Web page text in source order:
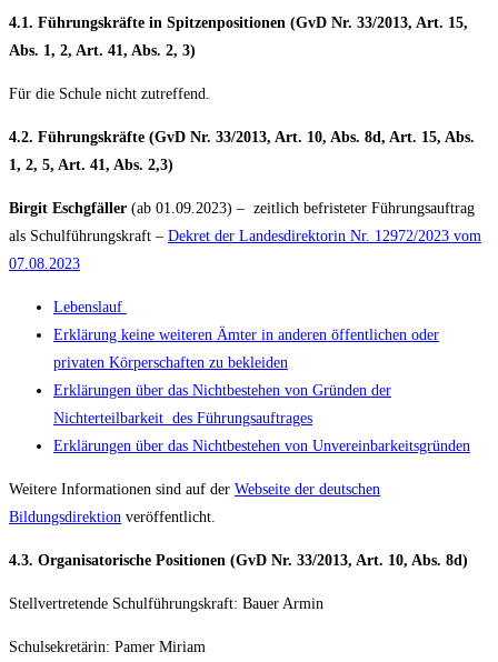
4.1. Führungskräfte in Spitzenpositionen (GvD Nr. 33/2013, Art. 15,
Abs. 1, 2, Art. 41, Abs. 2, 3)
Für die Schule nicht zutreffend.
4.2. Führungskräfte (GvD Nr. 33/2013, Art. 10, Abs. 8d, Art. 15, Abs.
1, 2, 5, Art. 41, Abs. 2,3)
Birgit Eschgfäller (ab 01.09.2023) – zeitlich befristeter Führungsauftrag
als Schulführungskraft – Dekret der Landesdirektorin Nr. 12972/2023 vom
07.08.2023
Lebenslauf
Erklärung keine weiteren Ämter in anderen öffentlichen oder
privaten Körperschaften zu bekleiden
Erklärungen über das Nichtbestehen von Gründen der
Nichterteilbarkeit des Führungsauftrages
Erklärungen über das Nichtbestehen von Unvereinbarkeitsgründen
Weitere Informationen sind auf der Webseite der deutschen
Bildungsdirektion veröffentlicht.
4.3. Organisatorische Positionen (GvD Nr. 33/2013, Art. 10, Abs. 8d)
Stellvertretende Schulführungskraft: Bauer Armin
Schulsekretärin: Pamer Miriam